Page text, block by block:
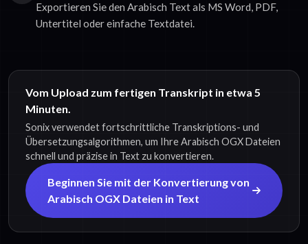
Exportieren Sie den Arabisch Text als MS Word, PDF,
Untertitel oder einfache Textdatei.
Vom Upload zum fertigen Transkript in etwa 5
Minuten.
Sonix verwendet fortschrittliche Transkriptions- und
Übersetzungsalgorithmen, um Ihre Arabisch OGX Dateien
schnell und präzise in Text zu konvertieren.
Beginnen Sie mit der Konvertierung von
Arabisch OGX Dateien in Text